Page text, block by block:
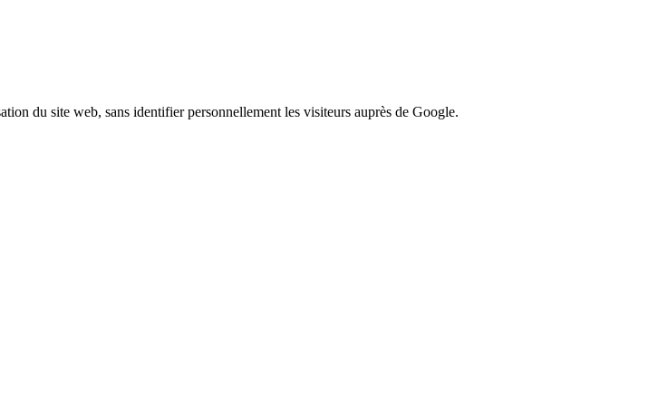
du site web, sans identifier personnellement les visiteurs auprès de Google.